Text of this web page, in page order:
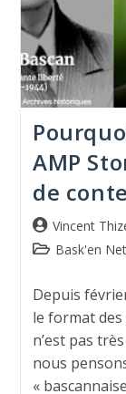
AMP
de
Vincent
Bask'en Net
Depuis
le format
n’est pas
nous
«